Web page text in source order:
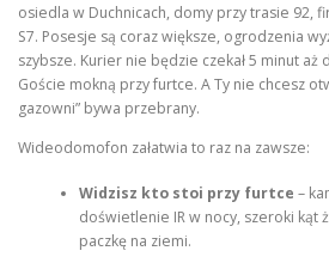
osiedla w Duchnicach, domy przy trasie 92,
S7. Posesje są coraz większe, ogrodzenia
szybsze. Kurier nie będzie czekał 5 minut aż
Goście mokną przy furtce. A Ty nie chcesz
gazowni” bywa przebrany.
Wideodomofon załatwia to raz na zawsze:
Widzisz kto stoi przy furtce –
doświetlenie IR w nocy, szeroki kąt
paczkę na ziemi.